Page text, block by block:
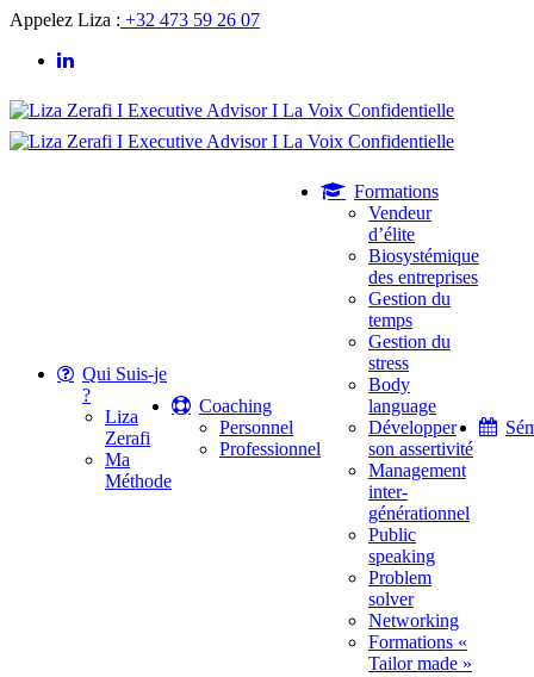
Appelez Liza : +32 473 59 26 07
Qui Suis-je
?
Liza
Zerafi
Ma
Méthode
Coaching
Personnel
Professionnel
Formations
Vendeur
d’élite
Biosystémique
des entreprises
Gestion du
temps
Gestion du
stress
Body
language
Développer
son assertivité
Management
inter-
générationnel
Public
speaking
Problem
solver
Networking
Formations «
Tailor made »